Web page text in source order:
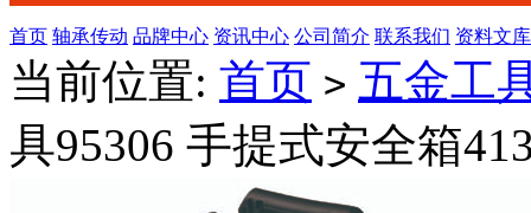
首页 轴承传动 品牌中心 资讯中心 公司简介 联系我们 资料文库
当前位置: 首页 > 五金工
具95306 手提式安全箱